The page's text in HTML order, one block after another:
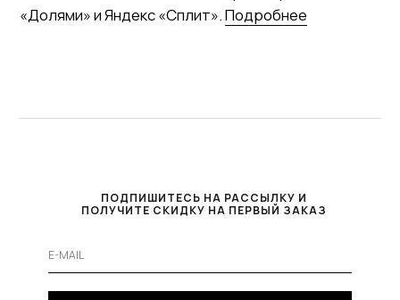
ПОДПИШИТЕСЬ НА РАССЫЛКУ И
ПОЛУЧИТЕ СКИДКУ НА ПЕРВЫЙ ЗАКАЗ